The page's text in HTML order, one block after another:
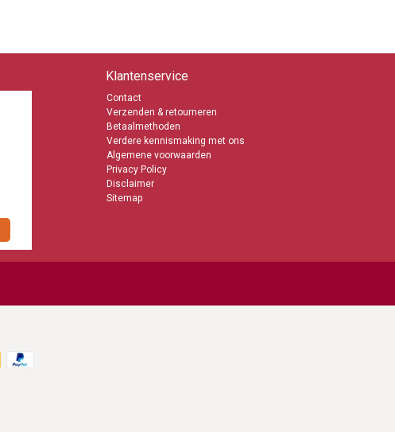
Klantenservice
Contact
Verzenden & retourneren
Betaalmethoden
Verdere kennismaking met ons
Algemene voorwaarden
Privacy Policy
Disclaimer
Sitemap